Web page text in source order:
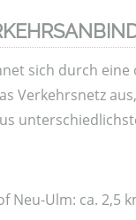
sich durch eine
Verkehrsnetz
Neu-Ulm: ca. 2,5